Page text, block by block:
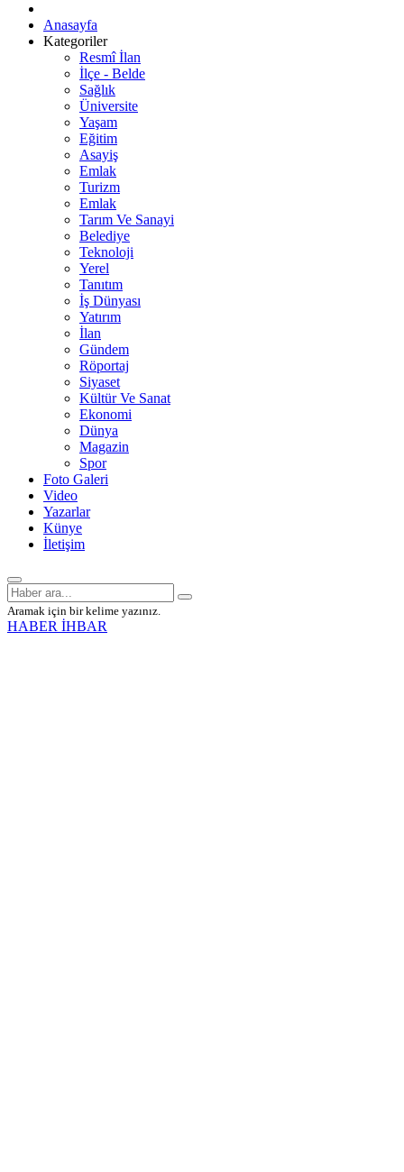
Anasayfa
Kategoriler
Resmî İlan
İlçe - Belde
Sağlık
Üniversite
Yaşam
Eğitim
Asayiş
Emlak
Turizm
Emlak
Tarım Ve Sanayi
Belediye
Teknoloji
Yerel
Tanıtım
İş Dünyası
Yatırım
İlan
Gündem
Röportaj
Siyaset
Kültür Ve Sanat
Ekonomi
Dünya
Magazin
Spor
Foto Galeri
Video
Yazarlar
Künye
İletişim
Aramak için bir kelime yazınız.
HABER İHBAR